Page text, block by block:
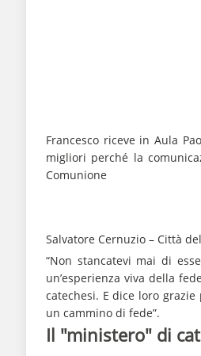
Francesco riceve in Aula
migliori perché la
Comunione
Salvatore Cernuzio – Città
“Non stancatevi mai di
un’esperienza viva della
catechesi. E dice loro
un cammino di fede”.
Il "ministero" di